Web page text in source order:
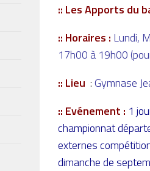
:: Les Apports du
:: Horaires : Lundi,
17h00 à 19h00
:: Lieu :Gymnase
:: Evénement : 1
championnat
externes
dimanche de